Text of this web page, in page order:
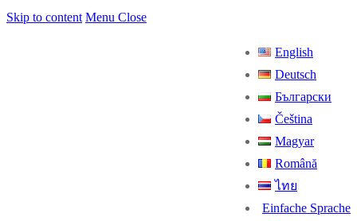
Skip to content Menu Close
English
Deutsch
Български
Čeština
Magyar
Română
ไทย
Einfache Sprache